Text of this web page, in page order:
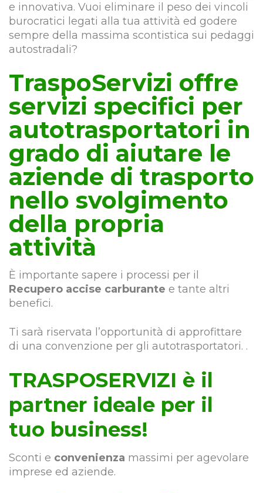
e innovativa. Vuoi eliminare il peso dei vincoli
burocratici legati alla tua attività ed godere
sempre della massima scontistica sui pedaggi
autostradali?
TraspoServizi offre
servizi specifici per
autotrasportatori in
grado di aiutare le
aziende di trasporto
nello svolgimento
della propria
attività
È importante sapere i processi per il
Recupero accise carburante e tante altri
benefici.
Ti sarà riservata l’opportunità di approfittare
di una convenzione per gli autotrasportatori. .
TRASPOSERVIZI è il
partner ideale per il
tuo business!
Sconti e convenienza massimi per agevolare
imprese ed aziende.